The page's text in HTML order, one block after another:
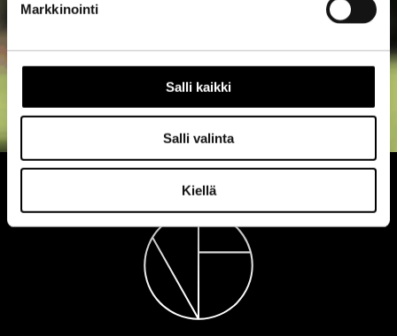
Markkinointi
Salli kaikki
Salli valinta
Kiellä